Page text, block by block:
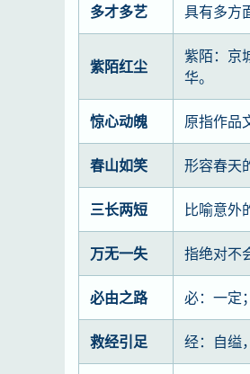
多才多艺 具有多方
紫陌红尘
紫陌：京
华。
惊心动魄 原指作品
春山如笑 形容春天
三长两短 比喻意外
万无一失 指绝对不
必由之路 必：一定
救经引足 经：自缢